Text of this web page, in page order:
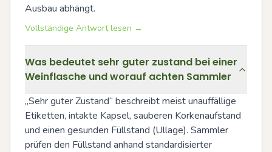
Ausbau abhängt.
Vollständige Antwort lesen →
Was bedeutet sehr guter zustand bei einer
Weinflasche und worauf achten Sammler
„Sehr guter Zustand“ beschreibt meist unauffällige
Etiketten, intakte Kapsel, sauberen Korkenaufstand
und einen gesunden Füllstand (Ullage). Sammler
prüfen den Füllstand anhand standardisierter